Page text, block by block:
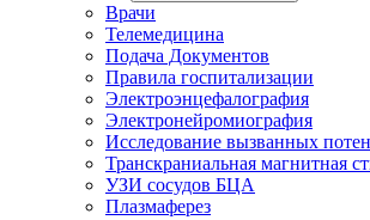
Врачи
Телемедицина
Подача Документов
Правила госпитализации
Электроэнцефалография
Электронейромиография
Исследование вызванных
Транскраниальная магнитная
УЗИ сосудов БЦА
Плазмаферез